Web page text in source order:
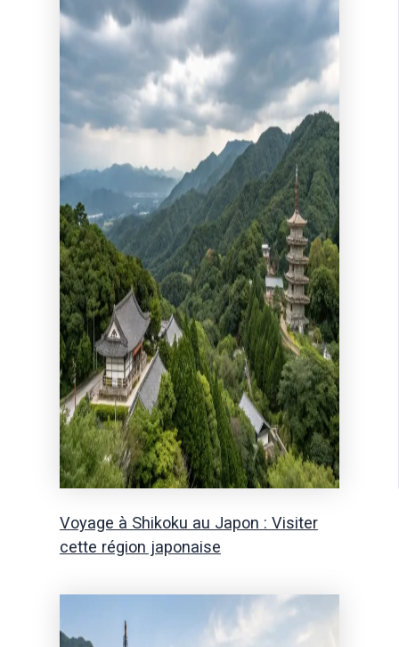
Voyage à Shikoku au Japon : Visiter
cette région japonaise